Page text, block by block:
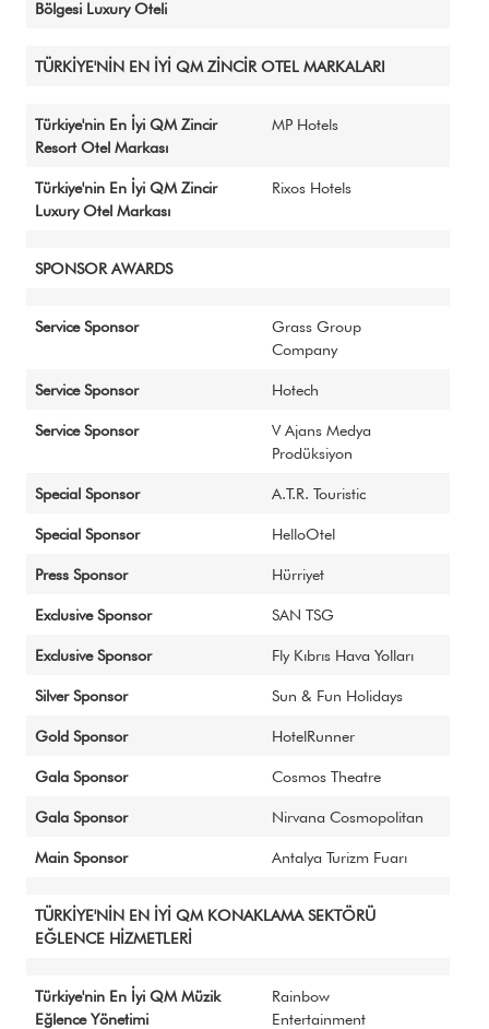
Bölgesi Luxury Oteli
TÜRKİYE'NİN EN İYİ QM ZİNCİR OTEL MARKALARI
Türkiye'nin En İyi QM Zincir
Resort Otel Markası
MP Hotels
Türkiye'nin En İyi QM Zincir
Luxury Otel Markası
Rixos Hotels
SPONSOR AWARDS
Service Sponsor
Grass Group
Company
Service Sponsor Hotech
Service Sponsor
V Ajans Medya
Prodüksiyon
Special Sponsor A.T.R. Touristic
Special Sponsor HelloOtel
Press Sponsor Hürriyet
Exclusive Sponsor SAN TSG
Exclusive Sponsor Fly Kıbrıs Hava Yolları
Silver Sponsor Sun & Fun Holidays
Gold Sponsor HotelRunner
Gala Sponsor Cosmos Theatre
Gala Sponsor Nirvana Cosmopolitan
Main Sponsor Antalya Turizm Fuarı
TÜRKİYE'NİN EN İYİ QM KONAKLAMA SEKTÖRÜ
EĞLENCE HİZMETLERİ
Türkiye'nin En İyi QM Müzik
Eğlence Yönetimi
Rainbow
Entertainment